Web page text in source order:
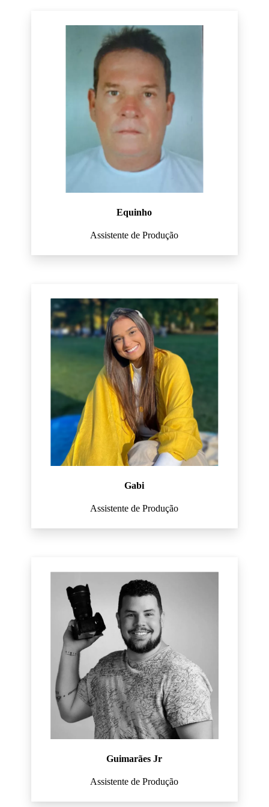
Equinho
Assistente de Produção
Gabi
Assistente de Produção
Guimarães Jr
Assistente de Produção